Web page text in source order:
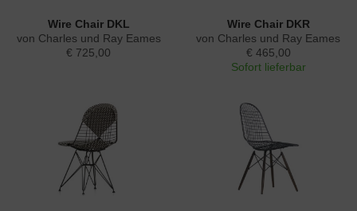
Wire Chair DKL
von Charles und Ray Eames
€ 725,00
Wire Chair DKR
von Charles und Ray Eames
€ 465,00
Sofort lieferbar